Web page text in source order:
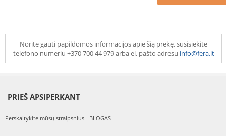
Norite gauti papildomos informacijos apie šią prekę, susisiekite
telefono numeriu +370 700 44 979 arba el. pašto adresu info@fera.lt
PRIEŠ APSIPERKANT
Perskaitykite mūsų straipsnius - BLOGAS